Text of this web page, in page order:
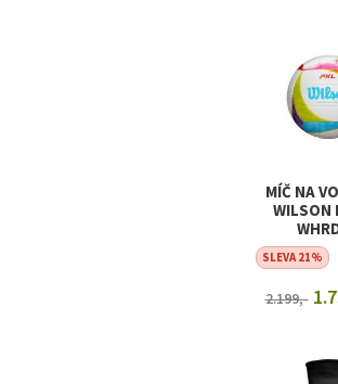
MÍČ NA
WILSON
SLEVA 21%
2.199,-